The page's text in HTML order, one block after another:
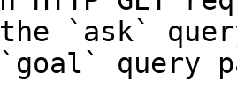
`ask`
query